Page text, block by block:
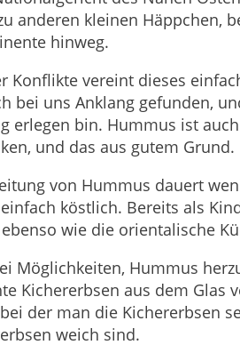
anderen kleinen Häppchen,
hinweg.
Konflikte vereint dieses
bei uns Anklang gefunden,
erlegen bin. Hummus ist
und das aus gutem Grund.
von Hummus dauert
köstlich. Bereits als
wie die orientalische
Möglichkeiten, Hummus
Kichererbsen aus dem Glas
der man die Kichererbsen
weich sind.